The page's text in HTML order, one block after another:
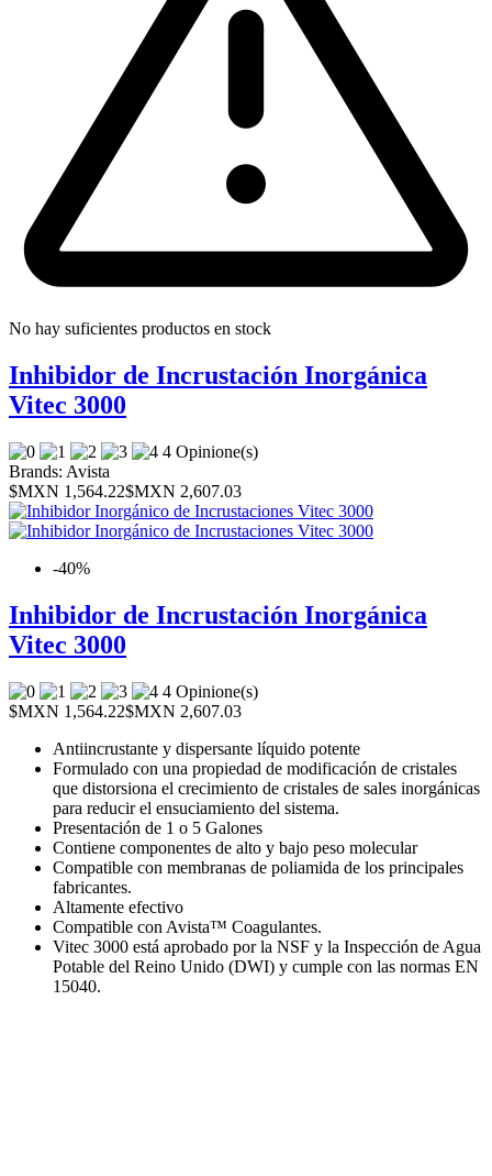
No hay suficientes productos en stock
Inhibidor de Incrustación Inorgánica
Vitec 3000
4 Opinione(s)
Brands: Avista
$MXN 1,564.22$MXN 2,607.03
-40%
Inhibidor de Incrustación Inorgánica
Vitec 3000
4 Opinione(s)
$MXN 1,564.22$MXN 2,607.03
Antiincrustante y dispersante líquido potente
Formulado con una propiedad de modificación de cristales
que distorsiona el crecimiento de cristales de sales inorgánicas
para reducir el ensuciamiento del sistema.
Presentación de 1 o 5 Galones
Contiene componentes de alto y bajo peso molecular
Compatible con membranas de poliamida de los principales
fabricantes.
Altamente efectivo
Compatible con Avista™ Coagulantes.
Vitec 3000 está aprobado por la NSF y la Inspección de Agua
Potable del Reino Unido (DWI) y cumple con las normas EN
15040.